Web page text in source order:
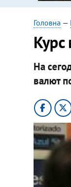
Головна —
​Курс
На
валют